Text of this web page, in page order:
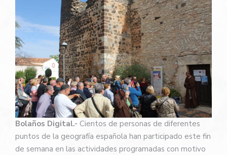
Bolaños Digital.- Cientos de personas de diferentes
puntos de la geografía española han participado este fin
de semana en las actividades programadas con motivo